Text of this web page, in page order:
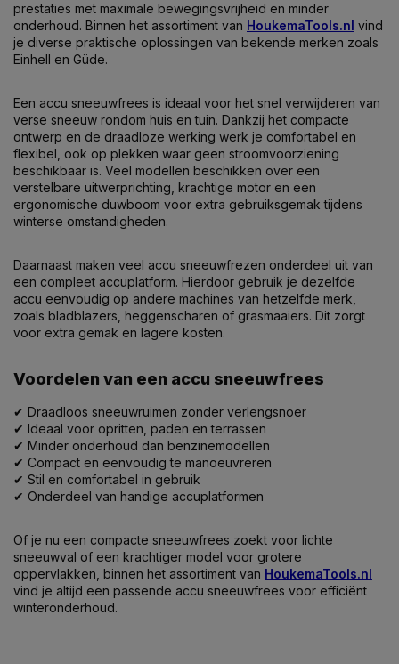
prestaties met maximale bewegingsvrijheid en minder
onderhoud. Binnen het assortiment van HoukemaTools.nl vind
je diverse praktische oplossingen van bekende merken zoals
Einhell en Güde.
Een accu sneeuwfrees is ideaal voor het snel verwijderen van
verse sneeuw rondom huis en tuin. Dankzij het compacte
ontwerp en de draadloze werking werk je comfortabel en
flexibel, ook op plekken waar geen stroomvoorziening
beschikbaar is. Veel modellen beschikken over een
verstelbare uitwerprichting, krachtige motor en een
ergonomische duwboom voor extra gebruiksgemak tijdens
winterse omstandigheden.
Daarnaast maken veel accu sneeuwfrezen onderdeel uit van
een compleet accuplatform. Hierdoor gebruik je dezelfde
accu eenvoudig op andere machines van hetzelfde merk,
zoals bladblazers, heggenscharen of grasmaaiers. Dit zorgt
voor extra gemak en lagere kosten.
Voordelen van een accu sneeuwfrees
✔ Draadloos sneeuwruimen zonder verlengsnoer
✔ Ideaal voor opritten, paden en terrassen
✔ Minder onderhoud dan benzinemodellen
✔ Compact en eenvoudig te manoeuvreren
✔ Stil en comfortabel in gebruik
✔ Onderdeel van handige accuplatformen
Of je nu een compacte sneeuwfrees zoekt voor lichte
sneeuwval of een krachtiger model voor grotere
oppervlakken, binnen het assortiment van HoukemaTools.nl
vind je altijd een passende accu sneeuwfrees voor efficiënt
winteronderhoud.